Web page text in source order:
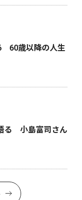
60歳以降の人生
る 小島富司さん